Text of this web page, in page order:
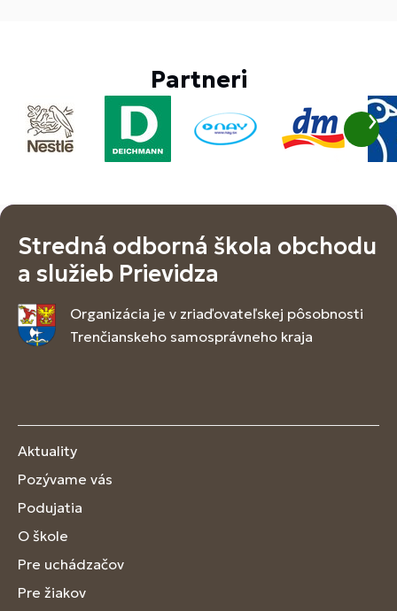
Partneri
Stredná odborná škola obchodu
a služieb Prievidza
Organizácia je v zriaďovateľskej pôsobnosti
Trenčianskeho samosprávneho kraja
Aktuality
Pozývame vás
Podujatia
O škole
Pre uchádzačov
Pre žiakov